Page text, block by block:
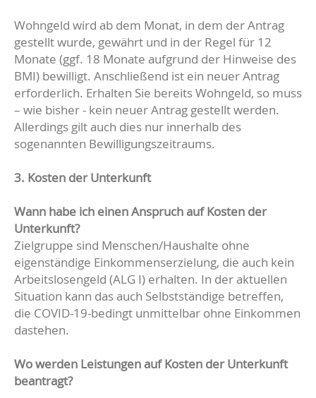
Wohngeld wird ab dem Monat, in dem der Antrag
gestellt wurde, gewährt und in der Regel für 12
Monate (ggf. 18 Monate aufgrund der Hinweise des
BMI) bewilligt. Anschließend ist ein neuer Antrag
erforderlich. Erhalten Sie bereits Wohngeld, so muss
– wie bisher - kein neuer Antrag gestellt werden.
Allerdings gilt auch dies nur innerhalb des
sogenannten Bewilligungszeitraums.
3. Kosten der Unterkunft
Wann habe ich einen Anspruch auf Kosten der
Unterkunft?
Zielgruppe sind Menschen/Haushalte ohne
eigenständige Einkommenserzielung, die auch kein
Arbeitslosengeld (ALG I) erhalten. In der aktuellen
Situation kann das auch Selbstständige betreffen,
die COVID-19-bedingt unmittelbar ohne Einkommen
dastehen.
Wo werden Leistungen auf Kosten der Unterkunft
beantragt?